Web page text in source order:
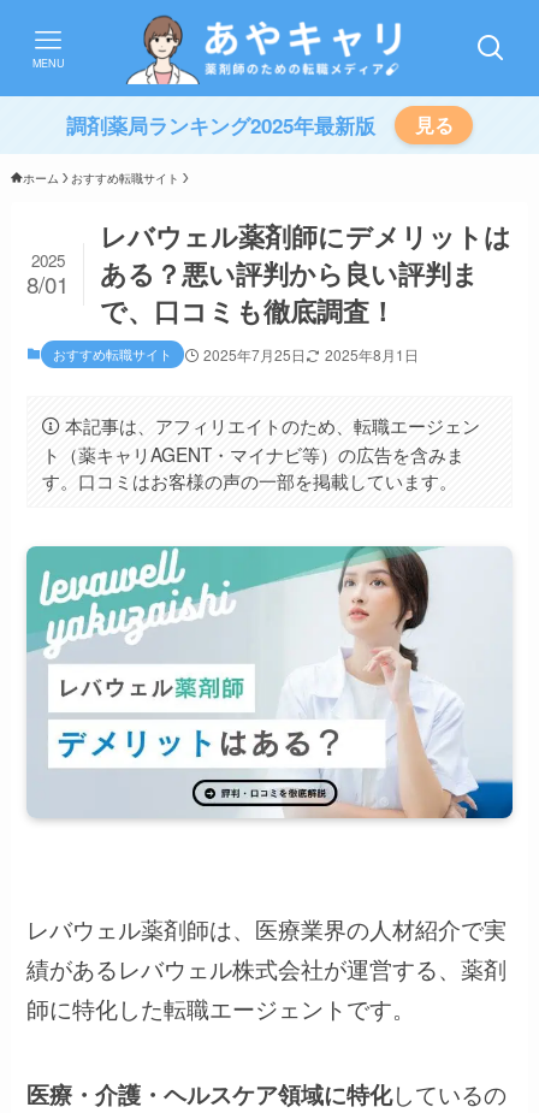
MENU
調剤薬局ランキング2025年最新版 見る
ホーム おすすめ転職サイト
レバウェル薬剤師にデメリットは
ある？悪い評判から良い評判ま
で、口コミも徹底調査！
2025
8/01
おすすめ転職サイト 2025年7月25日 2025年8月1日
本記事は、アフィリエイトのため、転職エージェン
ト（薬キャリAGENT・マイナビ等）の広告を含みま
す。口コミはお客様の声の一部を掲載しています。
レバウェル薬剤師は、医療業界の人材紹介で実
績があるレバウェル株式会社が運営する、薬剤
師に特化した転職エージェントです。
医療・介護・ヘルスケア領域に特化しているの